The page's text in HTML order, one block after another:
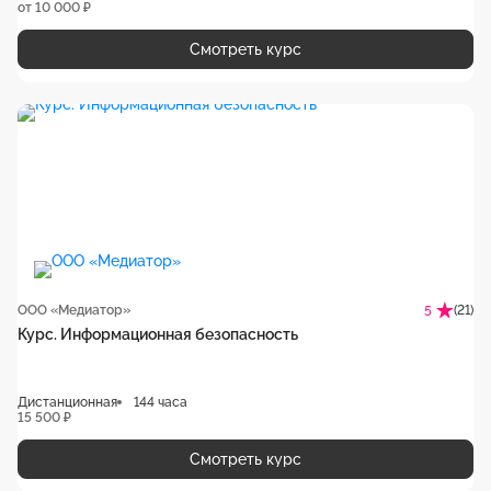
от 10 000 ₽
Смотреть курс
ООО «Медиатор» 5 (21)
Курс. Информационная безопасность
Дистанционная
144 часа
15 500 ₽
Смотреть курс